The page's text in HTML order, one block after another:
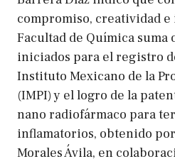
compromiso, creatividad
Facultad de Química suma
iniciados para el registro
Instituto Mexicano de la
(IMPI) y el logro de la
nano radiofármaco para
inflamatorios, obtenido
Morales Ávila, en